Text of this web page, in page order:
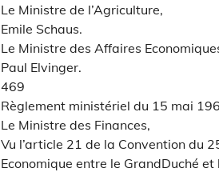
Le Ministre de l’Agriculture,
Emile Schaus.
Le Ministre des Affaires
Paul Elvinger.
469
Règlement ministériel du 15 mai
Le Ministre des Finances,
Vu l’article 21 de la Convention du
Economique entre le GrandDuché